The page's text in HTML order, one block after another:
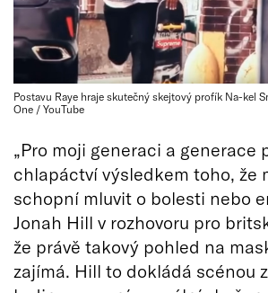
Postavu Raye hraje skutečný skejtový profík Na-kel
One / YouTube
„Pro moji generaci a generace
chlapáctví výsledkem toho, že
schopní mluvit o bolesti nebo
Jonah Hill v rozhovoru pro
že právě takový pohled na
zajímá. Hill to dokládá scénou